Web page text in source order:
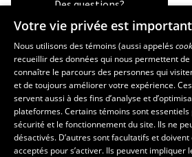
Des questions?
Les écoles et la recherche
École d’architecture
École d’art
École supérieure d’aménagement du
régional
Centre de recherche en aménagement et
Votre vie privée est
Nous utilisons des témoins (aussi appelés
recueillir des données qui nous permettent
connaître le parcours des personnes qui
et de toujours améliorer votre expérience.
servent aussi à des fins d’analyse et
plateformes. Certains témoins sont essentiels
sécurité et le fonctionnement du site. Ils ne
désactivés. D’autres sont facultatifs et doivent
acceptés pour s’activer. Ils peuvent impliquer